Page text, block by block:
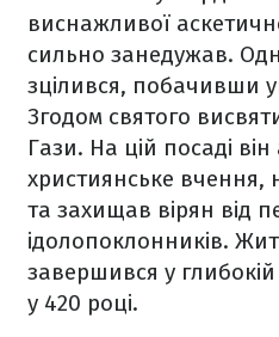
виснажливої
сильно занедужав.
зцілився, побачивши
Згодом святого
Гази. На цій посаді
християнське вчення,
та захищав вірян від
ідолопоклонників.
завершився у
у 420 році.